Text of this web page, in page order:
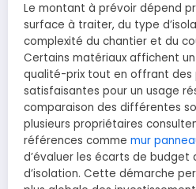
Le montant à prévoir dépend
surface à traiter, du type
complexité du chantier et du
Certains matériaux affichent
qualité-prix tout en offrant des
satisfaisantes pour un usage
comparaison des différentes
plusieurs propriétaires
références comme mur
d’évaluer les écarts de budget
d’isolation. Cette démarche